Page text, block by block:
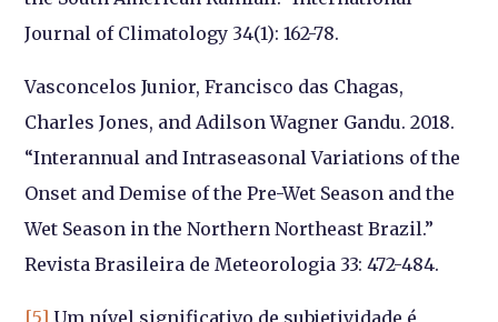
Journal of Climatology 34(1): 162-78.
Vasconcelos Junior, Francisco das Chagas,
Charles Jones, and Adilson Wagner Gandu. 2018.
“Interannual and Intraseasonal Variations of the
Onset and Demise of the Pre-Wet Season and the
Wet Season in the Northern Northeast Brazil.”
Revista Brasileira de Meteorologia 33: 472-484.
[5] Um nível significativo de subjetividade é